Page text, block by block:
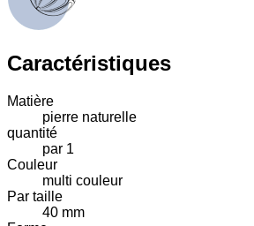
Caractéristiques
Matière
pierre naturelle
quantité
par 1
Couleur
multi couleur
Par taille
40 mm